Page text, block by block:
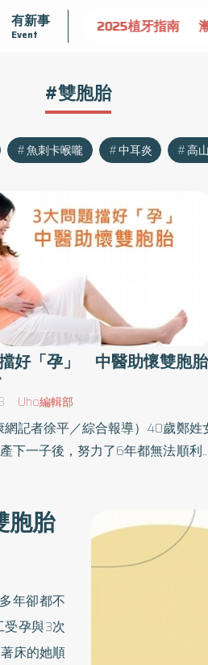
有新事
Event
西手術專欄 2025植牙指南
#雙胞胎
魚刺卡喉嚨 中耳炎 高
好「孕」 中醫助懷雙胞胎
Uho編輯部
網記者徐平／綜合報導）40歲鄭姓
下一子後，努力了6年都無法順利懷
受孕方式，故求助中醫治療，不只
孕還懷了雙胞胎，於今年順利生產。
增加次發性不孕頻率台南市立醫院
不孕｣2種。所謂｢原發性不孕｣是指
況下從未懷孕過，中醫稱為「全不
子」。｢次發性不孕｣是指曾經懷孕
胞胎
年卻都不
孕與3次
床的她順